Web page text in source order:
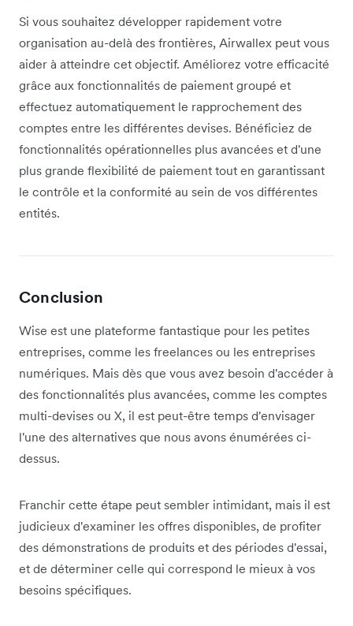
Si vous souhaitez développer rapidement votre
organisation au-delà des frontières, Airwallex peut vous
aider à atteindre cet objectif. Améliorez votre efficacité
grâce aux fonctionnalités de paiement groupé et
effectuez automatiquement le rapprochement des
comptes entre les différentes devises. Bénéficiez de
fonctionnalités opérationnelles plus avancées et d'une
plus grande flexibilité de paiement tout en garantissant
le contrôle et la conformité au sein de vos différentes
entités.
Conclusion
Wise est une plateforme fantastique pour les petites
entreprises, comme les freelances ou les entreprises
numériques. Mais dès que vous avez besoin d'accéder à
des fonctionnalités plus avancées, comme les comptes
multi-devises ou X, il est peut-être temps d'envisager
l'une des alternatives que nous avons énumérées ci-
dessus.
Franchir cette étape peut sembler intimidant, mais il est
judicieux d'examiner les offres disponibles, de profiter
des démonstrations de produits et des périodes d'essai,
et de déterminer celle qui correspond le mieux à vos
besoins spécifiques.